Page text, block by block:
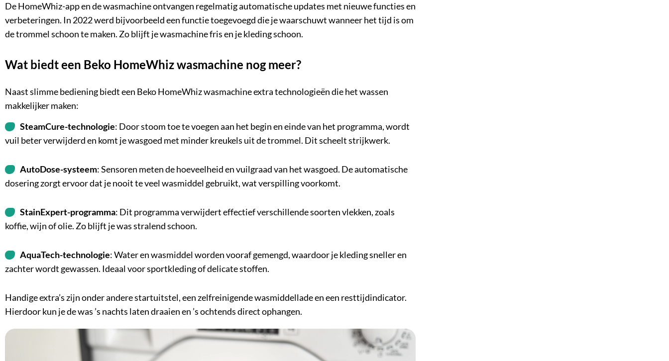
De HomeWhiz-app en de wasmachine ontvangen regelmatig automatische updates met nieuwe functies en
verbeteringen. In 2022 werd bijvoorbeeld een functie toegevoegd die je waarschuwt wanneer het tijd is om
de trommel schoon te maken. Zo blijft je wasmachine fris en je kleding schoon.
Wat biedt een Beko HomeWhiz wasmachine nog meer?
Naast slimme bediening biedt een Beko HomeWhiz wasmachine extra technologieën die het wassen
makkelijker maken:
SteamCure-technologie: Door stoom toe te voegen aan het begin en einde van het programma, wordt
vuil beter verwijderd en komt je wasgoed met minder kreukels uit de trommel. Dit scheelt strijkwerk.
AutoDose-systeem: Sensoren meten de hoeveelheid en vuilgraad van het wasgoed. De automatische
dosering zorgt ervoor dat je nooit te veel wasmiddel gebruikt, wat verspilling voorkomt.
StainExpert-programma: Dit programma verwijdert effectief verschillende soorten vlekken, zoals
koffie, wijn of olie. Zo blijft je was stralend schoon.
AquaTech-technologie: Water en wasmiddel worden vooraf gemengd, waardoor je kleding sneller en
zachter wordt gewassen. Ideaal voor sportkleding of delicate stoffen.
Handige extra’s zijn onder andere startuitstel, een zelfreinigende wasmiddellade en een resttijdindicator.
Hierdoor kun je de was ’s nachts laten draaien en ’s ochtends direct ophangen.